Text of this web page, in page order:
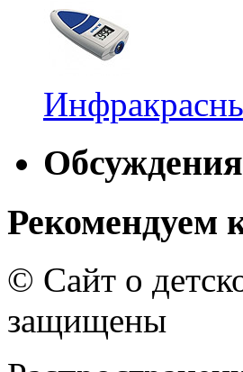
Обсуждения
Рекомендуем
© Сайт о
защищены